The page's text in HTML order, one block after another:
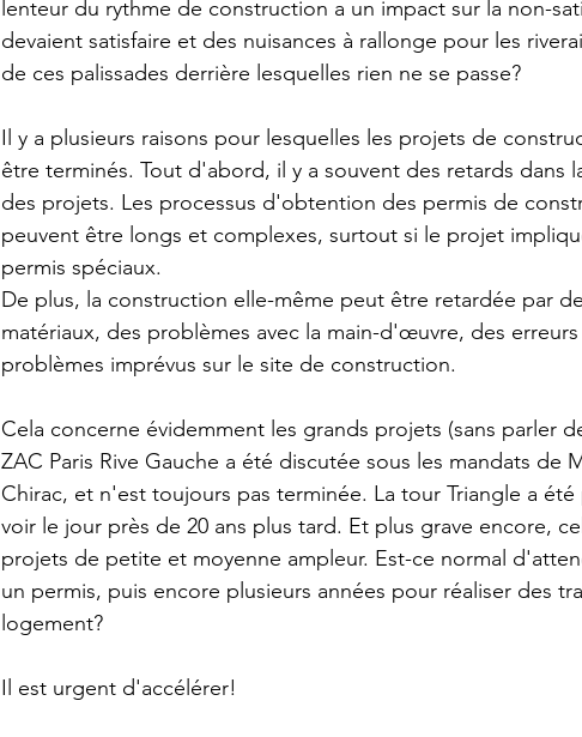
lenteur du rythme de construction a un impact sur la non-
devaient satisfaire et des nuisances à rallonge pour les
de ces palissades derrière lesquelles rien ne se passe?
Il y a plusieurs raisons pour lesquelles les projets de
être terminés. Tout d'abord, il y a souvent des retards dans
des projets. Les processus d'obtention des permis de
peuvent être longs et complexes, surtout si le projet
permis spéciaux.
De plus, la construction elle-même peut être retardée par
matériaux, des problèmes avec la main-d'œuvre, des
problèmes imprévus sur le site de construction.
Cela concerne évidemment les grands projets (sans parler
ZAC Paris Rive Gauche a été discutée sous les mandats de
Chirac, et n'est toujours pas terminée. La tour Triangle a
voir le jour près de 20 ans plus tard. Et plus grave encore,
projets de petite et moyenne ampleur. Est-ce normal
un permis, puis encore plusieurs années pour réaliser des
logement?
Il est urgent d'accélérer!